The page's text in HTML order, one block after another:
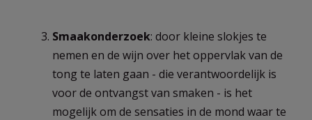
Smaakonderzoek: door kleine slokjes te
nemen en de wijn over het oppervlak van de
tong te laten gaan - die verantwoordelijk is
voor de ontvangst van smaken - is het
mogelijk om de sensaties in de mond waar te